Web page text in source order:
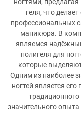
геля, что
профессиональных
маникюра. В
являемся
полигеля для
которые
Одним из наиболее
ногтей является
значительного